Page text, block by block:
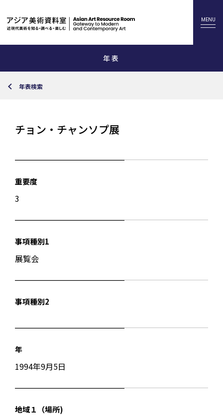
年表
年表検索
チョン・チャンソプ展
重要度
3
事項種別1
展覧会
事項種別2
年
1994年9月5日
地域１（場所)